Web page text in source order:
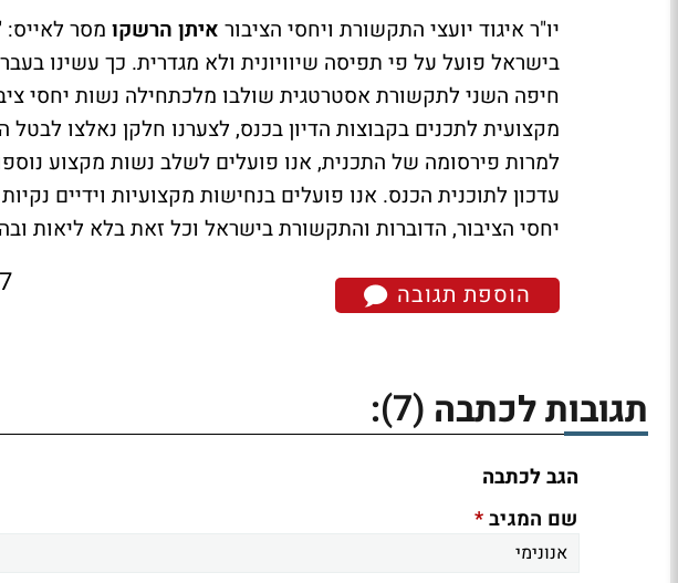
יו"ר איגוד יועצי התקשורת ויחסי הציבור איתן הרשקו מסר לאייס:
בישראל פועל על פי תפיסה שיוויונית ולא מגדרית. כך עשינו
חיפה השני לתקשורת אסטרטגית שולבו מלכתחילה נשות יחסי
מקצועית לתכנים בקבוצות הדיון בכנס, לצערנו חלקן נאלצו
למרות פירסומה של התכנית, אנו פועלים לשלב נשות מקצוע
עדכון לתוכנית הכנס. אנו פועלים בנחישות מקצועיות וידיים
יחסי הציבור, הדוברות והתקשורת בישראל וכל זאת בלא ליאות
הוספת תגובה 7 תגובות
תגובות לכתבה (7)
:
הגב לכתבה
שם המגיב*